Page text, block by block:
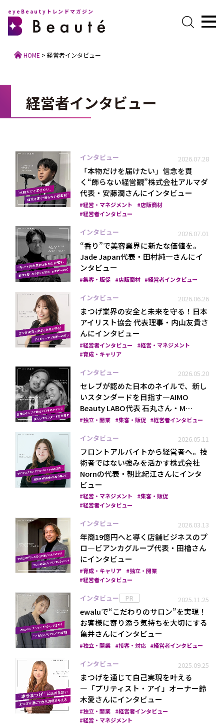
プライバシーポリシー
eyeBeautyトレンドマガジン
HOME >経営者インタビュー
経営者インタビュー
インタビュー 2026.07.28
「本物だけを届けたい」信念を貫
く“飾らない経営観”株式会社アルマダ
代表・安藤潤さんにインタビュー
経営・マネジメント
店販商材
経営者インタビュー
インタビュー 2026.07.01
“香り”で美容業界に新たな価値を。
Jade Japan代表・田村純一さんにイ
ンタビュー
集客・販促 店販商材 経営者インタビュー
インタビュー 2026.06.26
まつげ業界の安全と未来を守る！日本
アイリスト協会 代表理事・内山友貴さ
んにインタビュー
経営者インタビュー
経営・マネジメント
育成・キャリア
インタビュー 2026.05.20
セレブが認めた日本のネイルで、新し
いスタンダードを目指す―AIMO
Beauty LABO代表 石丸さん・M…
独立・開業 集客・販促 経営者インタビュー
インタビュー 2026.05.11
フロントアルバイトから経営者へ。技
術者ではない強みを活かす株式会社
Nornの代表・朝比紀江さんにインタ
ビュー
経営・マネジメント
集客・販促
経営者インタビュー
インタビュー 2026.03.13
年商19億円へと導く店舗ビジネスのプ
ロ―ビアンカグループ代表・田櫓さん
にインタビュー
育成・キャリア
独立・開業
経営者インタビュー
インタビュー PR 2025.11.25
ewaluで“こだわりのサロン”を実現！
お客様に寄り添う気持ちを大切にする
亀井さんにインタビュー
独立・開業 接客・対応 経営者インタビュー
インタビュー 2025.09.25
まつげを通じて自己実現を叶える
―「プリティスト・アイ」オーナー鈴
木愛さんにインタビュー
独立・開業
経営者インタビュー
経営・マネジメント